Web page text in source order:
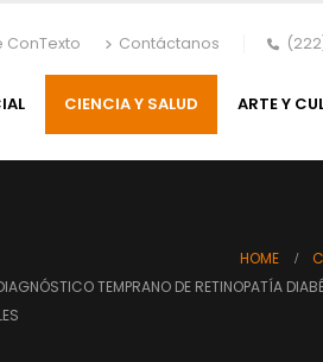
ConTexto Contáctanos
CIENCIA Y SALUD ARTE Y
HOME
TEMPRANO DE RETINOPATÍA